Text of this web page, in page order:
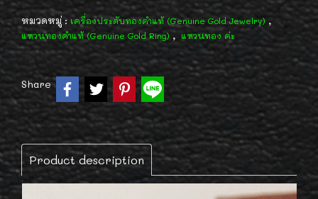
หมวดหมู่ : เครื่องประดับทองคำแท้ (Genuine Gold Jewelry) ,
แหวนทองคำแท้ (Genuine Gold Ring) , แหวนทอง ค่ะ
Share
Product description